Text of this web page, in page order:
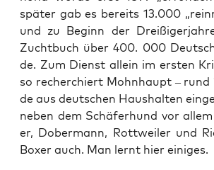
spä­ter gab es bereits 13.000
und zu Beginn der
Zucht­buch über 400. 000
de. Zum Dienst allein im ers­ten
so recher­chiert Mohn­haupt –
de aus deut­schen Haus­hal­ten
neben dem Schä­fer­hund vor
er, Dober­mann, Rott­wei­ler und
Boxer auch. Man lernt hier einiges.